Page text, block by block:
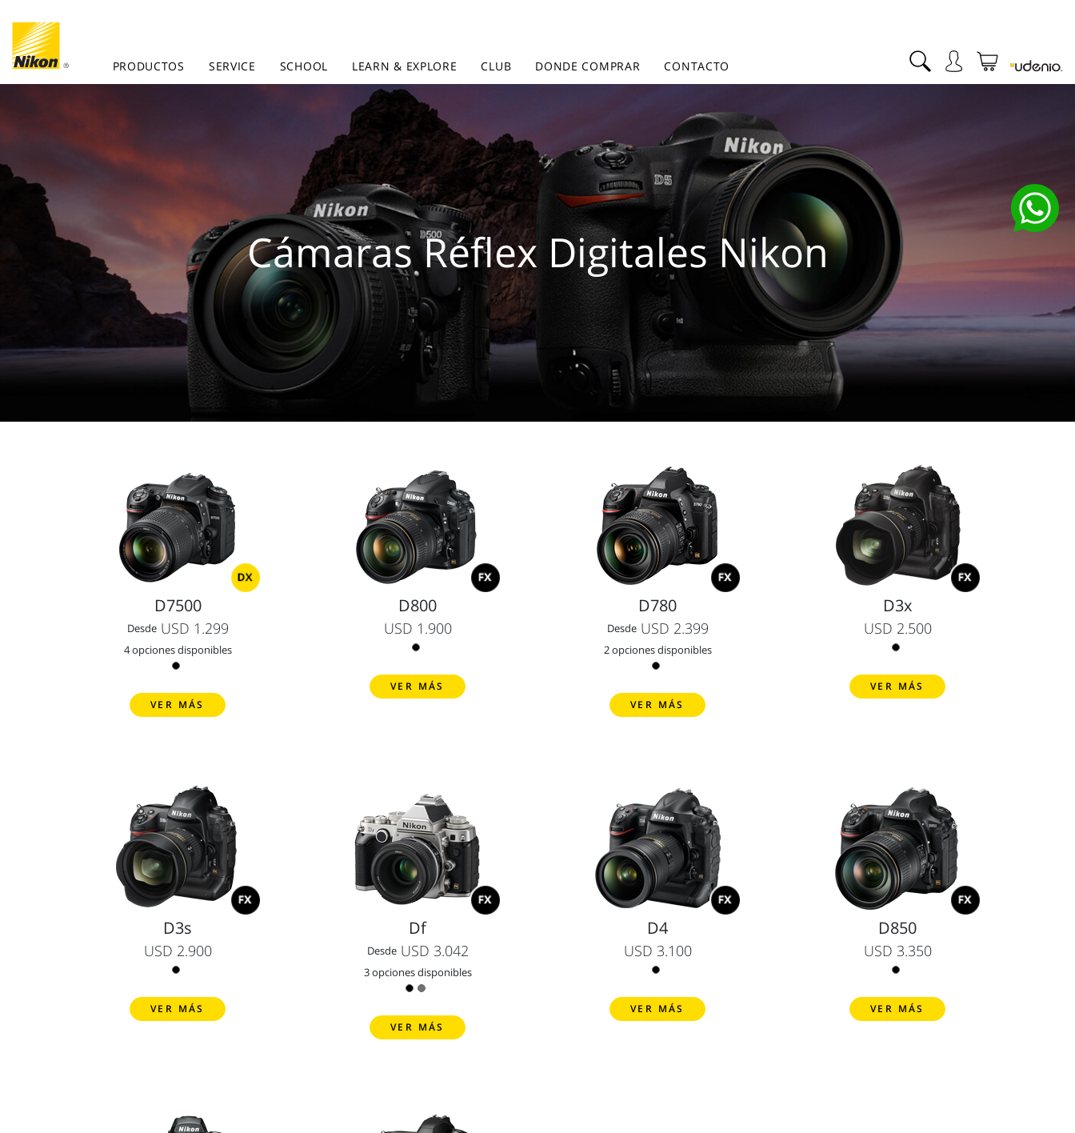
PRODUCTOS SERVICE SCHOOL LEARN & EXPLORE CLUB DONDE COMPRAR CONTACTO
Cámaras Réflex Digitales Nikon
D7500
Desde USD 1.299
4 opciones disponibles
VER MÁS
D800
USD 1.900
VER MÁS
D780
Desde USD 2.399
2 opciones disponibles
VER MÁS
D3x
USD 2.500
VER MÁS
D3s
USD 2.900
VER MÁS
Df
Desde USD 3.042
3 opciones disponibles
VER MÁS
D4
USD 3.100
VER MÁS
D850
USD 3.350
VER MÁS